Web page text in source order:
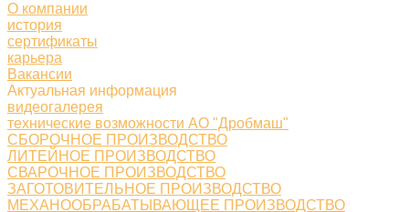
О компании
история
сертификаты
карьера
Вакансии
Актуальная информация
видеогалерея
технические возможности АО "Дробмаш"
СБОРОЧНОЕ ПРОИЗВОДСТВО
ЛИТЕЙНОЕ ПРОИЗВОДСТВО
СВАРОЧНОЕ ПРОИЗВОДСТВО
ЗАГОТОВИТЕЛЬНОЕ ПРОИЗВОДСТВО
МЕХАНООБРАБАТЫВАЮЩЕЕ ПРОИЗВОДСТВО